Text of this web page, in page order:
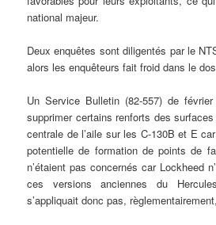
national majeur.
Deux enquêtes sont diligentés par le
alors les enquêteurs fait froid dans le
Un Service Bulletin (82-557) de
supprimer certains renforts des
centrale de l’aile sur les C-130B et E
potentielle de formation de points de
n’étaient pas concernés car Lockheed
ces versions anciennes du
s’appliquait donc pas,